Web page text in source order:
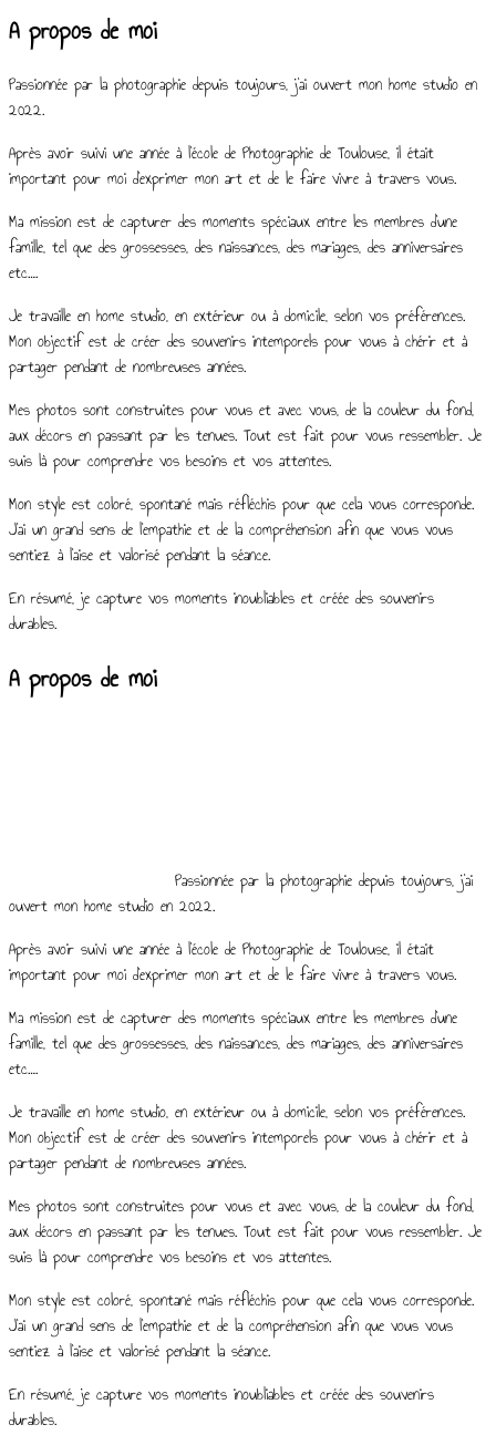
A propos de moi
Passionnée par la photographie depuis toujours, j’ai ouvert mon home studio en
2022.
Après avoir suivi une année à l’école de Photographie de Toulouse, il était
important pour moi d’exprimer mon art et de le faire vivre à travers vous.
Ma mission est de capturer des moments spéciaux entre les membres d’une
famille, tel que des grossesses, des naissances, des mariages, des anniversaires
etc….
Je travaille en home studio, en extérieur ou à domicile, selon vos préférences.
Mon objectif est de créer des souvenirs intemporels pour vous à chérir et à
partager pendant de nombreuses années.
Mes photos sont construites pour vous et avec vous, de la couleur du fond,
aux décors en passant par les tenues. Tout est fait pour vous ressembler. Je
suis là pour comprendre vos besoins et vos attentes.
Mon style est coloré, spontané mais réfléchis pour que cela vous corresponde.
J’ai un grand sens de l’empathie et de la compréhension afin que vous vous
sentiez à l’aise et valorisé pendant la séance.
En résumé, je capture vos moments inoubliables et créée des souvenirs
durables.
A propos de moi
Passionnée par la photographie depuis toujours, j’ai
ouvert mon home studio en 2022.
Après avoir suivi une année à l’école de Photographie de Toulouse, il était
important pour moi d’exprimer mon art et de le faire vivre à travers vous.
Ma mission est de capturer des moments spéciaux entre les membres d’une
famille, tel que des grossesses, des naissances, des mariages, des anniversaires
etc….
Je travaille en home studio, en extérieur ou à domicile, selon vos préférences.
Mon objectif est de créer des souvenirs intemporels pour vous à chérir et à
partager pendant de nombreuses années.
Mes photos sont construites pour vous et avec vous, de la couleur du fond,
aux décors en passant par les tenues. Tout est fait pour vous ressembler. Je
suis là pour comprendre vos besoins et vos attentes.
Mon style est coloré, spontané mais réfléchis pour que cela vous corresponde.
J’ai un grand sens de l’empathie et de la compréhension afin que vous vous
sentiez à l’aise et valorisé pendant la séance.
En résumé, je capture vos moments inoubliables et créée des souvenirs
durables.